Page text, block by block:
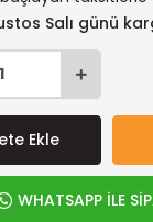
Salı günü
Ekle
WHATSAPP İLE